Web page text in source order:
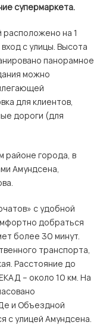
супермаркета.
на 1
с улицы. Высота
панорамное
можно
для клиентов,
дороги (для
районе города, в
Амундсена,
с удобной
добраться
более 30 минут.
транспорта,
Расстояние до
– около 10 км. На
и Объездной
с улицей Амундсена.